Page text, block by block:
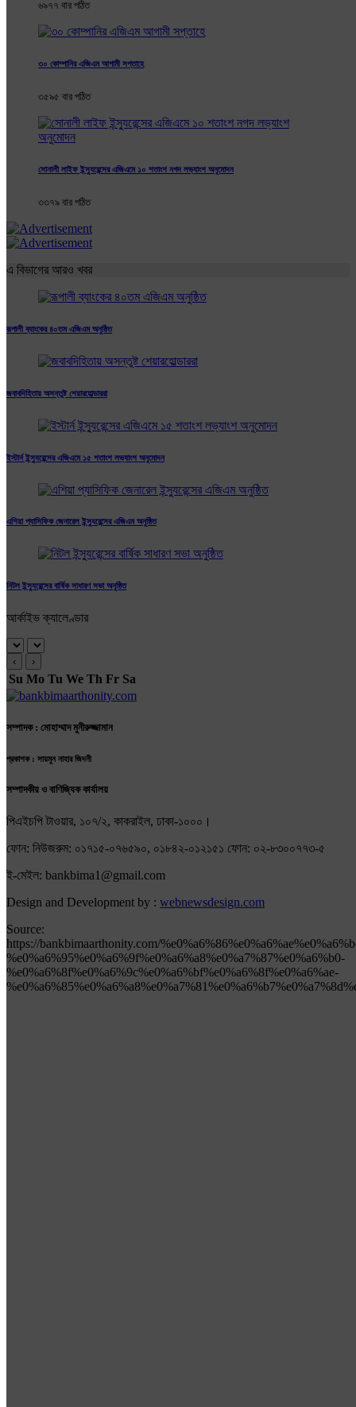
৬৯৭৭ বার পঠিত
৩০ কোম্পানির এজিএম আগামী সপ্তাহে
৩৫৯৫ বার পঠিত
সোনালী লাইফ ইন্স্যুরেন্সের এজিএমে ১০ শতাংশ নগদ লভ্যাংশ অনুমোদন
৩৩৭৯ বার পঠিত
এ বিভাগের আরও খবর
রূপালী ব্যাংকের ৪০তম এজিএম অনুষ্ঠিত
জবাবদিহিতায় অসন্তুষ্ট শেয়ারহোল্ডাররা
ইস্টার্ন ইন্স্যুরেন্সের এজিএমে ১৫ শতাংশ লভ্যাংশ অনুমোদন
এশিয়া প্যাসিফিক জেনারেল ইন্স্যুরেন্সের এজিএম অনুষ্ঠিত
নিটল ইন্স্যুরেন্সের বার্ষিক সাধারণ সভা অনুষ্ঠিত
আর্কাইভ ক্যালেণ্ডার
‹ ›
Su Mo Tu We Th Fr Sa
সম্পাদক : মোহাম্মাদ মুনীরুজ্জামান
প্রকাশক : সায়মুন নাহার জিদনী
সম্পাদকীয় ও বাণিজ্যিক কার্যালয়
পিএইচপি টাওয়ার, ১০৭/২, কাকরাইল, ঢাকা-১০০০।
ফোন: নিউজরুম: ০১৭১৫-০৭৬৫৯০, ০১৮৪২-০১২১৫১ ফোন: ০২-৮৩০০৭৭৩-৫
ই-মেইল: bankbima1@gmail.com
Design and Development by : webnewsdesign.com
Source:
https://bankbimaarthonity.com/
%e0%a6%95%e0%a6%9f%e0%a6%a8%e0%a7%87%e0%a6%b0-
%e0%a6%8f%e0%a6%9c%e0%a6%bf%e0%a6%8f%e0%a6%ae-